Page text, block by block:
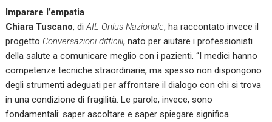
Imparare l’empatia
Chiara Tuscano, diAIL Onlus Nazionale, ha raccontato invece il
progetto Conversazioni difficili, nato per aiutare i professionisti
della salute a comunicare meglio con i pazienti. “I medici hanno
competenze tecniche straordinarie, ma spesso non dispongono
degli strumenti adeguati per affrontare il dialogo con chi si trova
in una condizione di fragilità. Le parole, invece, sono
fondamentali: saper ascoltare e saper spiegare significa